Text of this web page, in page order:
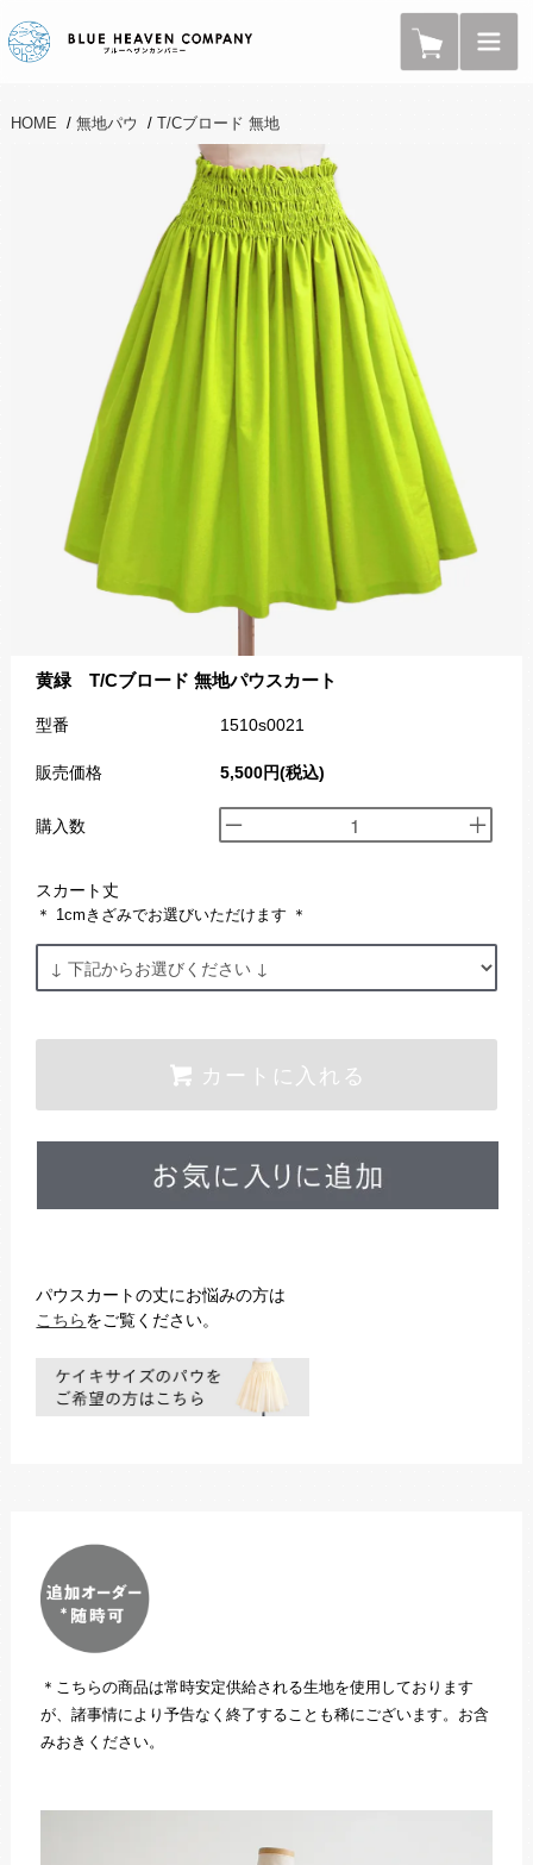
HOME / 無地パウ / T/Cブロード 無地
黄緑 T/Cブロード 無地パウスカート
型番 1510s0021
販売価格 5,500円(税込)
購入数
スカート丈
＊ 1cmきざみでお選びいただけます ＊
カートに入れる
パウスカートの丈にお悩みの方は
こちらをご覧ください。
＊こちらの商品は常時安定供給される生地を使用しております
が、諸事情により予告なく終了することも稀にございます。お含
みおきください。